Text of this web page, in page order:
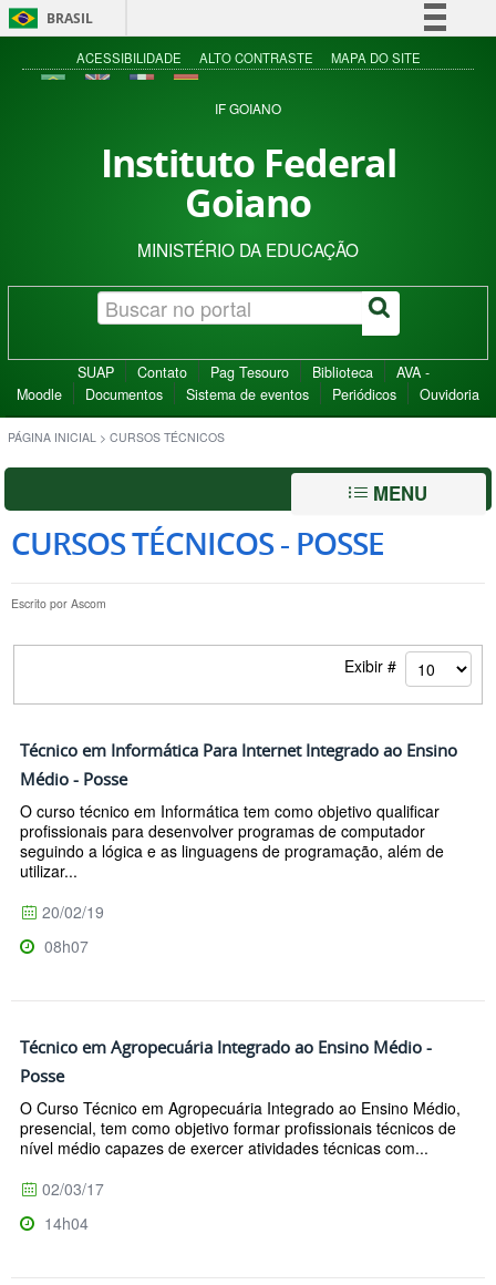
BRASIL
Simplifique!
Acesso à informação
ACESSIBILIDADE ALTO CONTRASTE MAPA DO SITE
IF GOIANO
Instituto Federal
Goiano
MINISTÉRIO DA EDUCAÇÃO
SUAP Contato Pag Tesouro Biblioteca
AVA -
Moodle
Documentos Sistema de eventos Periódicos Ouvidoria
PÁGINA INICIAL > CURSOS TÉCNICOS
MENU
CURSOS TÉCNICOS - POSSE
Escrito por Ascom
Exibir #
Técnico em Informática Para Internet Integrado ao Ensino
Médio - Posse
O curso técnico em Informática tem como objetivo qualificar
profissionais para desenvolver programas de computador
seguindo a lógica e as linguagens de programação, além de
utilizar...
20/02/19
08h07
Técnico em Agropecuária Integrado ao Ensino Médio -
Posse
O Curso Técnico em Agropecuária Integrado ao Ensino Médio,
presencial, tem como objetivo formar profissionais técnicos de
nível médio capazes de exercer atividades técnicas com...
02/03/17
14h04